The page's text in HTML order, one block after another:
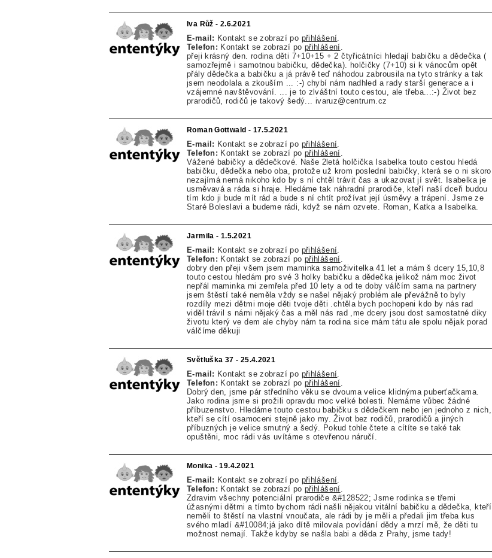
Iva Růž - 2.6.2021
E-mail: Kontakt se zobrazí po přihlášení
Telefon: Kontakt se zobrazí po přihlášení
přeji krásný den. rodina děti 7+10+15 + 2 čtyřicátníci hledají babičku a dědečka (
samozřejmě i samotnou babičku, dědečka). holčičky (7+10) si k vánocům opět
přály dědečka a babičku a já právě teď náhodou zabrousila na tyto stránky a tak
jsem neodolala a zkouším ... :-) chybí nám nadhled a rady starší generace a i
vzájemné navštěvování. ... je to zlváštní touto cestou, ale třeba...:-) Život bez
prarodičů, rodičů je takový šedý... ivaruz@centrum.cz
Roman Gottwald - 17.5.2021
E-mail: Kontakt se zobrazí po přihlášení
Telefon: Kontakt se zobrazí po přihlášení
Vážené babičky a dědečkové. Naše 2letá holčička Isabelka touto cestou hledá
babičku, dědečka nebo oba, protože už krom poslední babičky, která se o ni skoro
nezajímá nemá nikoho kdo by s ní chtěl trávit čas a ukazovat jí svět. Isabelka je
usměvavá a ráda si hraje. Hledáme tak náhradní prarodiče, kteří naší dceři budou
tím kdo ji bude mít rád a bude s ní chtít prožívat její úsměvy a trápení. Jsme ze
Staré Boleslavi a budeme rádi, když se nám ozvete. Roman, Katka a Isabelka.
Jarmila - 1.5.2021
E-mail: Kontakt se zobrazí po přihlášení
Telefon: Kontakt se zobrazí po přihlášení
dobry den přeji všem jsem maminka samoživitelka 41 let a mám š dcery 15,10,8
touto cestou hledám pro své 3 holky babičku a dědečka jelikož nám moc život
nepřál maminka mi zemřela před 10 lety a od te doby válčím sama na partnery
jsem štěstí také neměla vždy se našel nějaký problém ale převážně to byly
rozdíly mezi dětmi moje děti tvoje děti .chtěla bych pochopeni kdo by nás rad
viděl trávil s námi nějaký čas a měl nás rad ,me dcery jsou dost samostatné diky
životu který ve dem ale chyby nám ta rodina sice mám tátu ale spolu nějak porad
válčíme děkuji
Světluška 37 - 25.4.2021
E-mail: Kontakt se zobrazí po přihlášení
Telefon: Kontakt se zobrazí po přihlášení
Dobrý den, jsme pár středního věku se dvouma velice klidnýma puberťačkama.
Jako rodina jsme si prožili opravdu moc velké bolesti. Nemáme vůbec žádné
příbuzenstvo. Hledáme touto cestou babičku s dědečkem nebo jen jednoho z nich,
kteří se cítí osamoceni stejně jako my. Život bez rodičů, prarodičů a jiných
příbuzných je velice smutný a šedý. Pokud tohle čtete a cítíte se také tak
opuštěni, moc rádi vás uvítáme s otevřenou náručí.
Monika - 19.4.2021
E-mail: Kontakt se zobrazí po přihlášení
Telefon: Kontakt se zobrazí po přihlášení
Zdravim všechny potenciální prarodiče &#128522; Jsme rodinka se třemi
úžasnými dětmi a tímto bychom rádi našli nějakou vitální babičku a dědečka, kteří
neměli to štěstí na vlastní vnoučata, ale rádi by je měli a předali jim třeba kus
svého mladí &#10084;já jako dítě milovala povídání dědy a mrzí mě, že děti tu
možnost nemají. Takže kdyby se našla babi a děda z Prahy, jsme tady!